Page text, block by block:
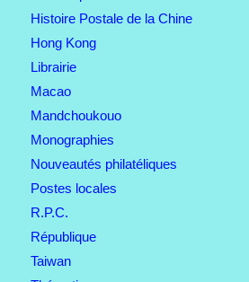
Histoire Postale de la Chine
Hong Kong
Librairie
Macao
Mandchoukouo
Monographies
Nouveautés philatéliques
Postes locales
R.P.C.
République
Taiwan